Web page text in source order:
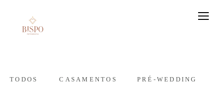
TODOS CASAMENTOS PRÉ-WEDDING